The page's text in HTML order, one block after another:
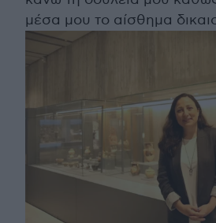
μέσα μου το αίσθημα